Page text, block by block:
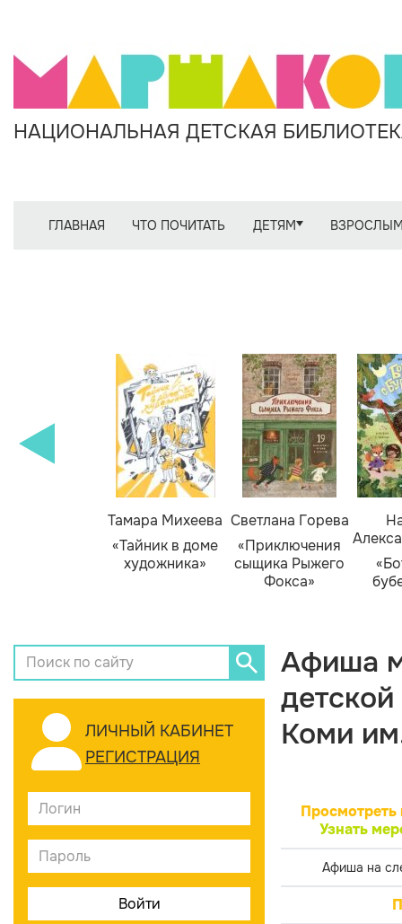
НАЦИОНАЛЬНАЯ ДЕТСКАЯ
ГЛАВНАЯ ЧТО ПОЧИТАТЬ ДЕТЯМ
Тамара Михеева
«Тайник в доме
художника»
Светлана Горева
«Приключения
сыщика Рыжего
Фокса»
ЛИЧНЫЙ КАБИНЕТ
РЕГИСТРАЦИЯ
Афиша
Коми
Просмотреть
Узнать
Афиша на